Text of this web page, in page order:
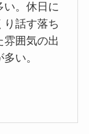
い。休日に
り話す落ち
雰囲気の出
い。